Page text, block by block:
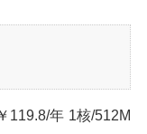
119.8/年 1核/512M